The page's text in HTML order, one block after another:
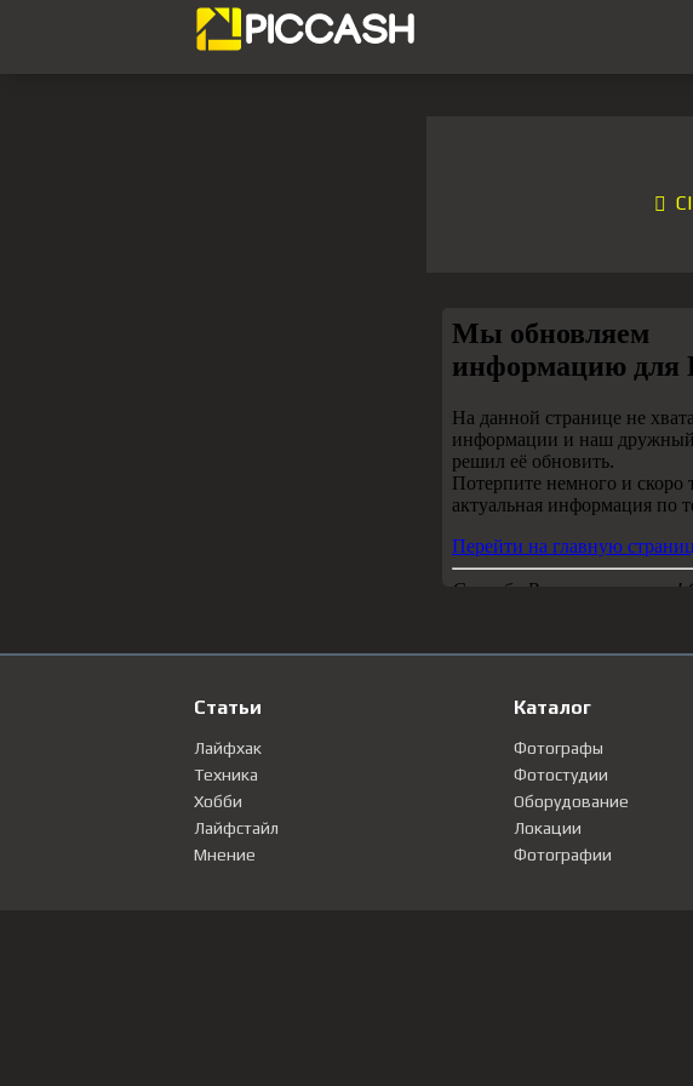
Статьи
Лайфхак
Техника
Хобби
Лайфстайл
Мнение
Каталог
Фотографы
Фотостудии
Оборудование
Локации
Фотографии